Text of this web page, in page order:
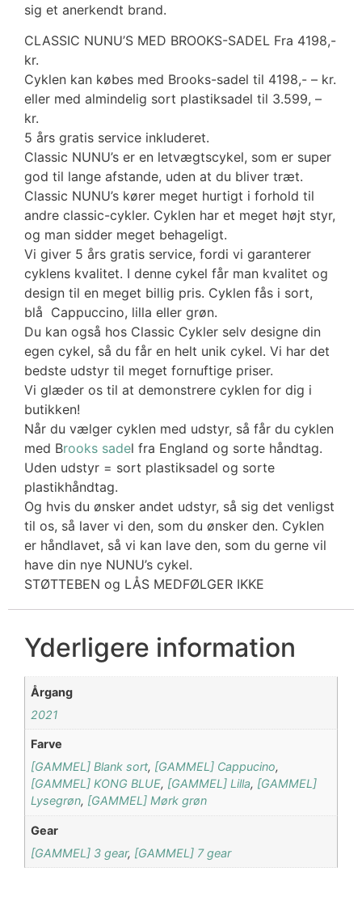
sig et anerkendt brand.
CLASSIC NUNU’S MED BROOKS-SADEL Fra 4198,-
kr.
Cyklen kan købes med Brooks-sadel til 4198,- – kr.
eller med almindelig sort plastiksadel til 3.599, –
kr.
5 års gratis service inkluderet.
Classic NUNU’s er en letvægtscykel, som er super
god til lange afstande, uden at du bliver træt.
Classic NUNU’s kører meget hurtigt i forhold til
andre classic-cykler. Cyklen har et meget højt styr,
og man sidder meget behageligt.
Vi giver 5 års gratis service, fordi vi garanterer
cyklens kvalitet. I denne cykel får man kvalitet og
design til en meget billig pris. Cyklen fås i sort,
blå Cappuccino, lilla eller grøn.
Du kan også hos Classic Cykler selv designe din
egen cykel, så du får en helt unik cykel. Vi har det
bedste udstyr til meget fornuftige priser.
Vi glæder os til at demonstrere cyklen for dig i
butikken!
Når du vælger cyklen med udstyr, så får du cyklen
med Brooks sadel fra England og sorte håndtag.
Uden udstyr = sort plastiksadel og sorte
plastikhåndtag.
Og hvis du ønsker andet udstyr, så sig det venligst
til os, så laver vi den, som du ønsker den. Cyklen
er håndlavet, så vi kan lave den, som du gerne vil
have din nye NUNU’s cykel.
STØTTEBEN og LÅS MEDFØLGER IKKE
Yderligere information
Årgang
2021
Farve
[GAMMEL] Blank sort, [GAMMEL] Cappucino,
[GAMMEL] KONG BLUE, [GAMMEL] Lilla, [GAMMEL]
Lysegrøn, [GAMMEL] Mørk grøn
Gear
[GAMMEL] 3 gear, [GAMMEL] 7 gear